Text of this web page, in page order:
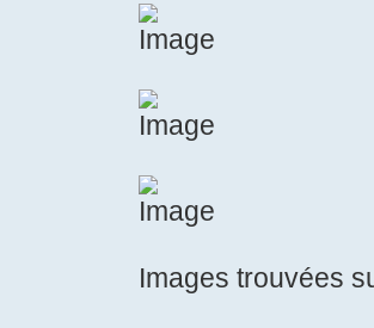
Images trouvées